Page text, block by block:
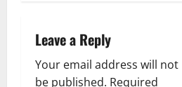
i
g
Leave a Reply
Your email address will not
be published. Required